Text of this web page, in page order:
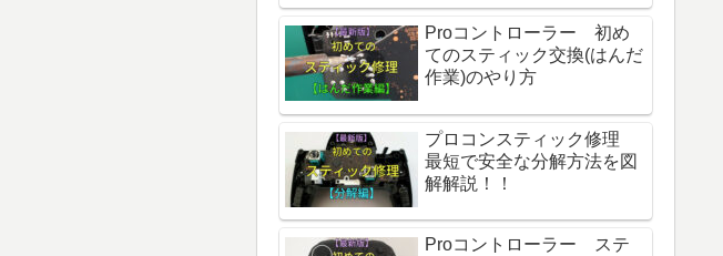
Proコントローラー 初め
てのスティック交換(はんだ
作業)のやり方
プロコンスティック修理
最短で安全な分解方法を図
解解説！！
Proコントローラー ステ